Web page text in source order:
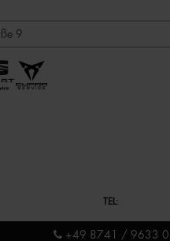
TEL :
+49 8741 / 9633 0